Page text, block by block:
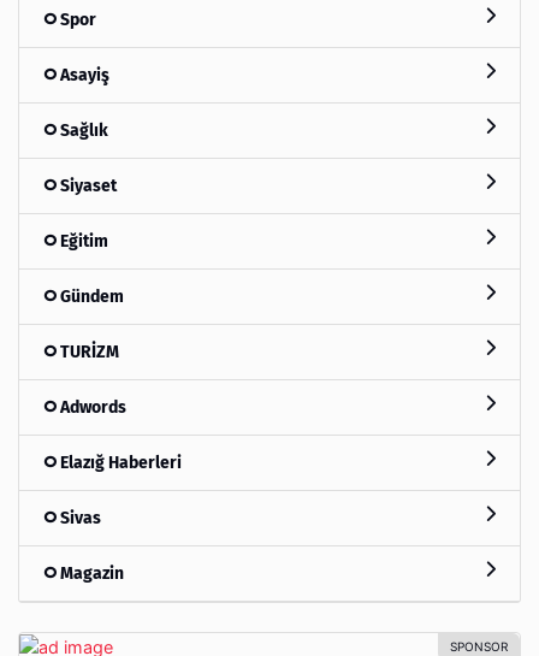
Spor
Asayiş
Sağlık
Siyaset
Eğitim
Gündem
TURİZM
Adwords
Elazığ Haberleri
Sivas
Magazin